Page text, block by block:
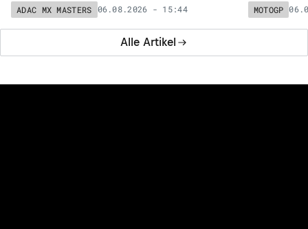
Alle Artikel
ADAC MX MASTERS 06.08.2026 - 15:44 MOTOGP